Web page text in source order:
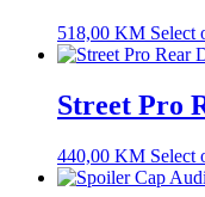
518,00 KM Select
Street Pro
440,00 KM Select